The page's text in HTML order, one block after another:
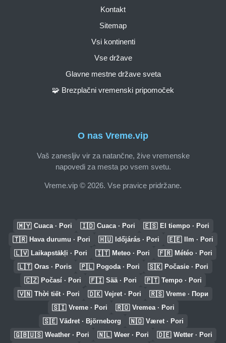
O nas Vreme.vip
Vaš zanesljiv vir za natančne, žive vremenske
napovedi za mesta po vsem svetu.
Vreme.vip © 2026. Vse pravice pridržane.
Kontakt
Sitemap
Vsi kontinenti
Vse države
Glavne mestne države sveta
🧩 Brezplačni vremenski pripomoček
🇲🇾 Cuaca · Pori 🇮🇩 Cuaca · Pori 🇪🇸 El tiempo · Pori
🇹🇷 Hava durumu · Pori 🇭🇺 Időjárás · Pori 🇪🇪 Ilm · Pori
🇱🇻 Laikapstākļi · Pori 🇮🇹 Meteo · Pori 🇫🇷 Météo · Pori
🇱🇹 Oras · Poris 🇵🇱 Pogoda · Pori 🇸🇰 Počasie · Pori
🇨🇿 Počasí · Pori 🇫🇮 Sää · Pori 🇵🇹 Tempo · Pori
🇻🇳 Thời tiết · Pori 🇩🇰 Vejret · Pori 🇷🇸 Vreme · Пори
🇸🇮 Vreme · Pori 🇷🇴 Vremea · Pori
🇸🇪 Vädret · Björneborg 🇳🇴 Været · Pori
🇬🇧🇺🇸 Weather · Pori 🇳🇱 Weer · Pori 🇩🇪 Wetter · Pori